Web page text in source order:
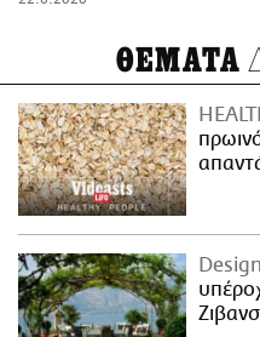
ΘΕΜΑΤΑ
Design